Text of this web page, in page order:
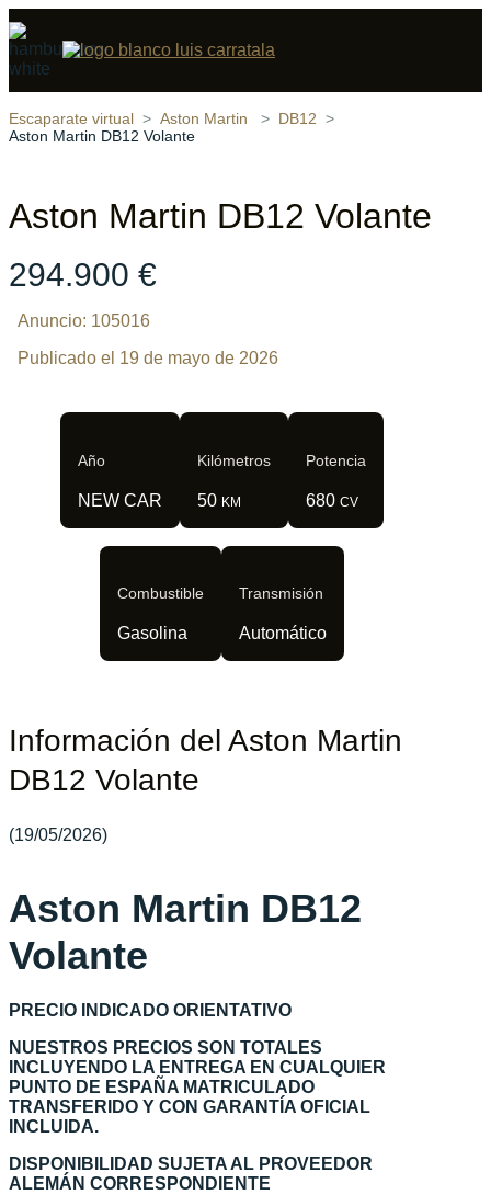
‹ ›
Compartir
Escaparate virtual Aston Martin
DB12
Aston Martin DB12 Volante
Aston Martin DB12 Volante
294.900 €
Anuncio: 105016
Publicado el 19 de mayo de 2026
Año
NEW CAR
Kilómetros
50 KM
Potencia
680 CV
Combustible
Gasolina
Transmisión
Automático
Información del Aston Martin
DB12 Volante
(19/05/2026)
Aston Martin DB12
Volante
PRECIO INDICADO ORIENTATIVO
NUESTROS PRECIOS SON TOTALES
INCLUYENDO LA ENTREGA EN CUALQUIER
PUNTO DE ESPAÑA MATRICULADO
TRANSFERIDO Y CON GARANTÍA OFICIAL
INCLUIDA.
DISPONIBILIDAD SUJETA AL PROVEEDOR
ALEMÁN CORRESPONDIENTE